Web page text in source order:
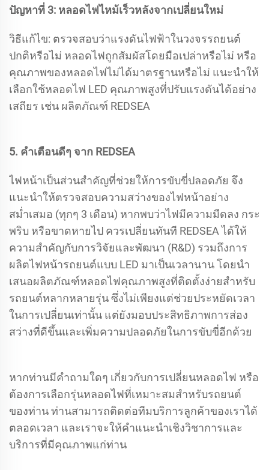
ปัญหาที่ 3: หลอดไฟไหม้เร็วหลังจากเปลี่ยนใหม่
วิธีแก้ไข: ตรวจสอบว่าแรงดันไฟฟ้าในวงจรรถยนต์
ปกติหรือไม่ หลอดไฟถูกสัมผัสโดยมือเปล่าหรือไม่ หรือ
คุณภาพของหลอดไฟไม่ได้มาตรฐานหรือไม่ แนะนำให้
เลือกใช้หลอดไฟ LED คุณภาพสูงที่ปรับแรงดันได้อย่าง
เสถียร เช่น ผลิตภัณฑ์ REDSEA
5. คำเตือนดีๆ จาก REDSEA
ไฟหน้าเป็นส่วนสำคัญที่ช่วยให้การขับขี่ปลอดภัย จึง
แนะนำให้ตรวจสอบความสว่างของไฟหน้าอย่าง
สม่ำเสมอ (ทุกๆ 3 เดือน) หากพบว่าไฟมีความมืดลง กระ
พริบ หรือขาดหายไป ควรเปลี่ยนทันที REDSEA ได้ให้
ความสำคัญกับการวิจัยและพัฒนา (R&D) รวมถึงการ
ผลิตไฟหน้ารถยนต์แบบ LED มาเป็นเวลานาน โดยนำ
เสนอผลิตภัณฑ์หลอดไฟคุณภาพสูงที่ติดตั้งง่ายสำหรับ
รถยนต์หลากหลายรุ่น ซึ่งไม่เพียงแต่ช่วยประหยัดเวลา
ในการเปลี่ยนเท่านั้น แต่ยังมอบประสิทธิภาพการส่อง
สว่างที่ดีขึ้นและเพิ่มความปลอดภัยในการขับขี่อีกด้วย
หากท่านมีคำถามใดๆ เกี่ยวกับการเปลี่ยนหลอดไฟ หรือ
ต้องการเลือกรุ่นหลอดไฟที่เหมาะสมสำหรับรถยนต์
ของท่าน ท่านสามารถติดต่อทีมบริการลูกค้าของเราได้
ตลอดเวลา และเราจะให้คำแนะนำเชิงวิชาการและ
บริการที่มีคุณภาพแก่ท่าน